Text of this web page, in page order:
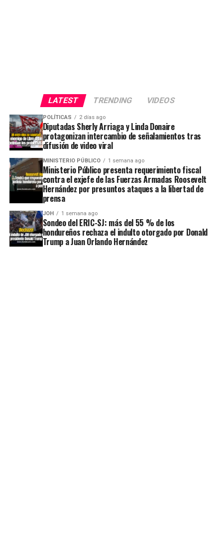
LATEST TRENDING VIDEOS
POLÍTICAS 2 días ago
Diputadas Sherly Arriaga y Linda Donaire
protagonizan intercambio de señalamientos tras
difusión de video viral
MINISTERIO PÚBLICO 1 semana ago
Ministerio Público presenta requerimiento fiscal
contra el exjefe de las Fuerzas Armadas Roosevelt
Hernández por presuntos ataques a la libertad de
prensa
JOH 1 semana ago
Sondeo del ERIC-SJ: más del 55 % de los
hondureños rechaza el indulto otorgado por Donald
Trump a Juan Orlando Hernández